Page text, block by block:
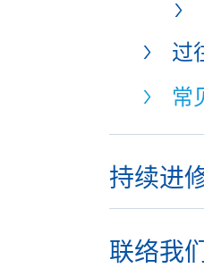
过
常
持续进
联络我们